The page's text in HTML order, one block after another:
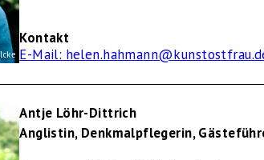
Kontakt
E-Mail:
Antje Löhr-Dittrich
Anglistin, Denkmalpflegerin,